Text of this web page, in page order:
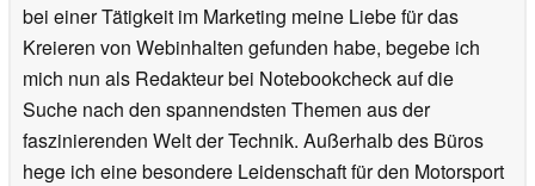
bei einer Tätigkeit im Marketing meine Liebe für das
Kreieren von Webinhalten gefunden habe, begebe ich
mich nun als Redakteur bei Notebookcheck auf die
Suche nach den spannendsten Themen aus der
faszinierenden Welt der Technik. Außerhalb des Büros
hege ich eine besondere Leidenschaft für den Motorsport